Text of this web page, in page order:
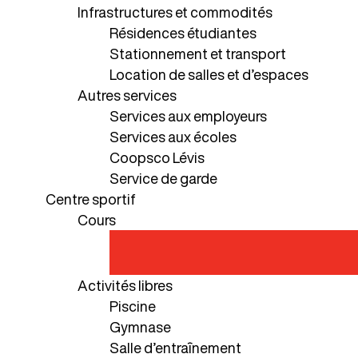
Infrastructures et commodités
Résidences étudiantes
Stationnement et transport
Location de salles et d’espaces
Autres services
Services aux employeurs
Services aux écoles
Coopsco Lévis
Service de garde
Centre sportif
Cours
Activités libres
Piscine
Gymnase
Salle d’entraînement